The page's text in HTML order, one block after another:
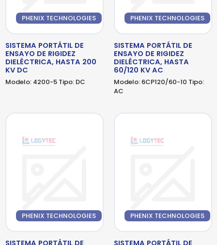
PHENIX TECHNOLOGIES
SISTEMA PORTÁTIL DE
ENSAYO DE RIGIDEZ
DIELÉCTRICA, HASTA 200
KV DC
Modelo: 4200-5Tipo: DC
PHENIX TECHNOLOGIES
SISTEMA PORTÁTIL DE
ENSAYO DE RIGIDEZ
DIELÉCTRICA, HASTA
60/120 KV AC
Modelo: 6CP120/60-10 Tipo:
AC
PHENIX TECHNOLOGIES PHENIX TECHNOLOGIES